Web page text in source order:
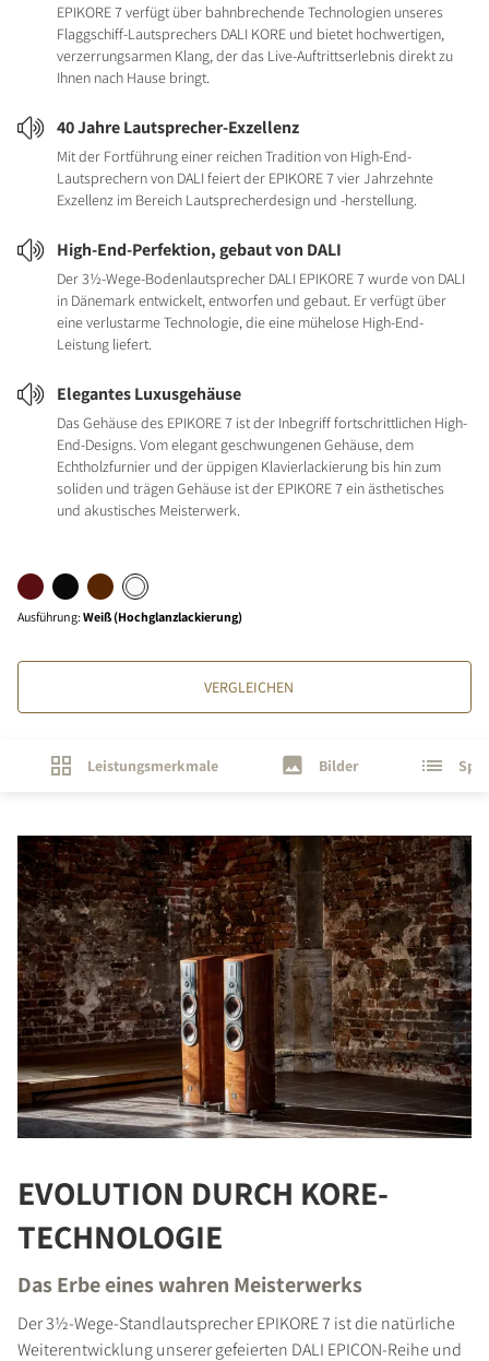
EPIKORE 7 verfügt über bahnbrechende Technologien unseres
Flaggschiff-Lautsprechers DALI KORE und bietet hochwertigen,
verzerrungsarmen Klang, der das Live-Auftrittserlebnis direkt zu
Ihnen nach Hause bringt.
40 Jahre Lautsprecher-Exzellenz
Mit der Fortführung einer reichen Tradition von High-End-
Lautsprechern von DALI feiert der EPIKORE 7 vier Jahrzehnte
Exzellenz im Bereich Lautsprecherdesign und -herstellung.
High-End-Perfektion, gebaut von DALI
Der 3½-Wege-Bodenlautsprecher DALI EPIKORE 7 wurde von DALI
in Dänemark entwickelt, entworfen und gebaut. Er verfügt über
eine verlustarme Technologie, die eine mühelose High-End-
Leistung liefert.
Elegantes Luxusgehäuse
Das Gehäuse des EPIKORE 7 ist der Inbegriff fortschrittlichen High-
End-Designs. Vom elegant geschwungenen Gehäuse, dem
Echtholzfurnier und der üppigen Klavierlackierung bis hin zum
soliden und trägen Gehäuse ist der EPIKORE 7 ein ästhetisches
und akustisches Meisterwerk.
Ausführung: Weiß (Hochglanzlackierung)
VERGLEICHEN
Leistungsmerkmale Bilder
EVOLUTION DURCH KORE-
TECHNOLOGIE
Das Erbe eines wahren Meisterwerks
Der 3½-Wege-Standlautsprecher EPIKORE 7 ist die natürliche
Weiterentwicklung unserer gefeierten DALI EPICON-Reihe und